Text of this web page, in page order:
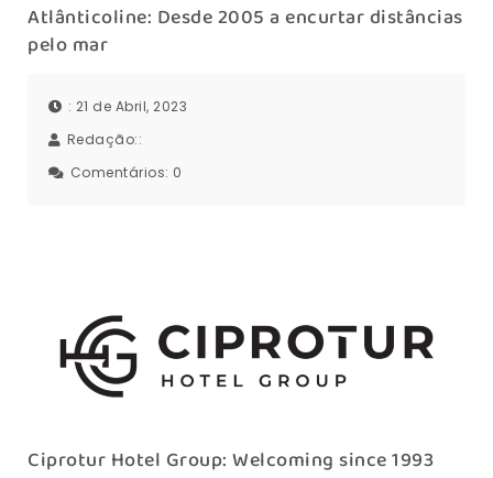
Atlânticoline: Desde 2005 a encurtar distâncias
pelo mar
: 21 de Abril, 2023
Redação::
Comentários: 0
Ciprotur Hotel Group: Welcoming since 1993